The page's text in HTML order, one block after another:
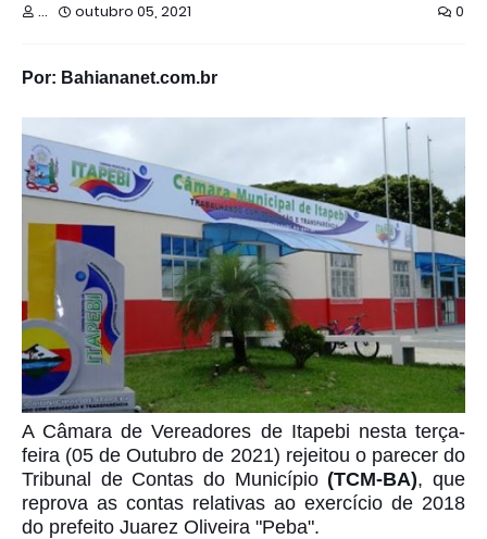
... outubro 05, 2021 0
Por: Bahiananet.com.br
A Câmara de Vereadores de Itapebi nesta terça-
feira (05 de Outubro de 2021) rejeitou o parecer do
Tribunal de Contas do Município (TCM-BA), que
reprova as contas relativas ao exercício de 2018
do prefeito Juarez Oliveira "Peba".